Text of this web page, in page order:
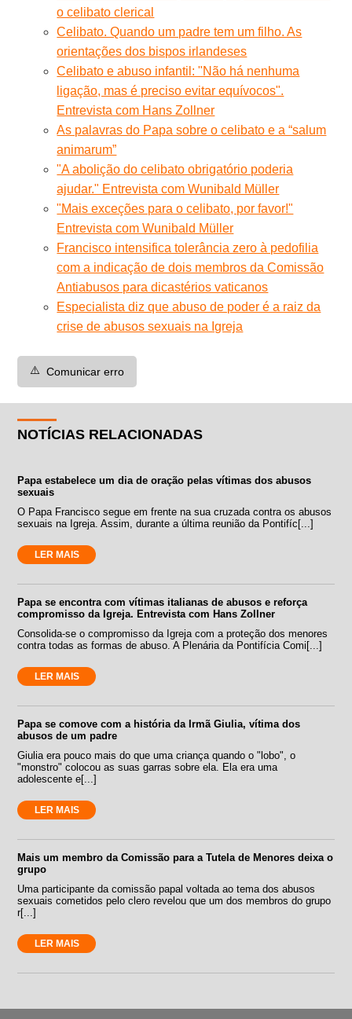
o celibato clerical
Celibato. Quando um padre tem um filho. As
orientações dos bispos irlandeses
Celibato e abuso infantil: "Não há nenhuma
ligação, mas é preciso evitar equívocos".
Entrevista com Hans Zollner
As palavras do Papa sobre o celibato e a “salum
animarum”
"A abolição do celibato obrigatório poderia
ajudar." Entrevista com Wunibald Müller
"Mais exceções para o celibato, por favor!"
Entrevista com Wunibald Müller
Francisco intensifica tolerância zero à pedofilia
com a indicação de dois membros da Comissão
Antiabusos para dicastérios vaticanos
Especialista diz que abuso de poder é a raiz da
crise de abusos sexuais na Igreja
⚠️ Comunicar erro
NOTÍCIAS RELACIONADAS
Papa estabelece um dia de oração pelas vítimas dos abusos
sexuais
O Papa Francisco segue em frente na sua cruzada contra os abusos
sexuais na Igreja. Assim, durante a última reunião da Pontifíc[...]
LER MAIS
Papa se encontra com vítimas italianas de abusos e reforça
compromisso da Igreja. Entrevista com Hans Zollner
Consolida-se o compromisso da Igreja com a proteção dos menores
contra todas as formas de abuso. A Plenária da Pontifícia Comi[...]
LER MAIS
Papa se comove com a história da Irmã Giulia, vítima dos
abusos de um padre
Giulia era pouco mais do que uma criança quando o "lobo", o
"monstro" colocou as suas garras sobre ela. Ela era uma
adolescente e[...]
LER MAIS
Mais um membro da Comissão para a Tutela de Menores deixa o
grupo
Uma participante da comissão papal voltada ao tema dos abusos
sexuais cometidos pelo clero revelou que um dos membros do grupo
r[...]
LER MAIS